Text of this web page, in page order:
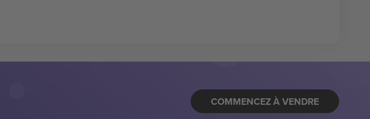
COMMENCEZ À VENDRE